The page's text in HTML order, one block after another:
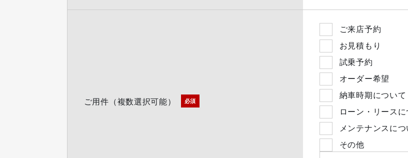
ご用件（複数選択可能） 必須
ご来店予約
お見積もり
試乗予約
オーダー希望
納車時期について
ローン・リース
メンテナンスにつ
その他